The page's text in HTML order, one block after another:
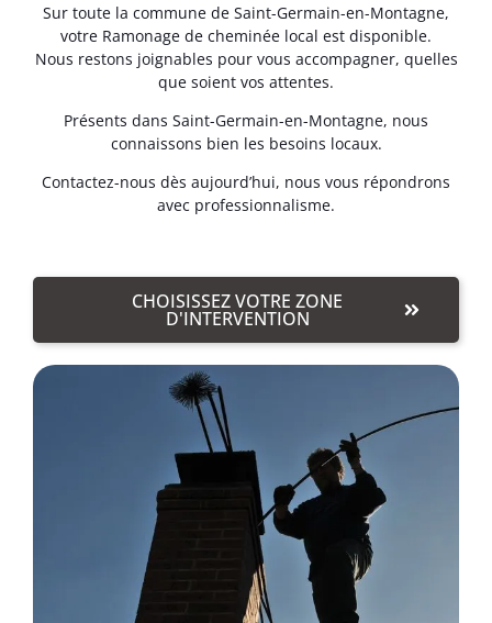
Sur toute la commune de Saint-Germain-en-Montagne,
votre Ramonage de cheminée local est disponible.
Nous restons joignables pour vous accompagner, quelles
que soient vos attentes.
Présents dans Saint-Germain-en-Montagne, nous
connaissons bien les besoins locaux.
Contactez-nous dès aujourd’hui, nous vous répondrons
avec professionnalisme.
CHOISISSEZ VOTRE ZONE
D'INTERVENTION